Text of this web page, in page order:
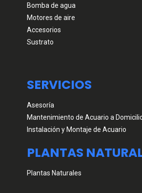
Bomba de agua
Motores de aire
Accesorios
Sustrato
SERVICIOS
Asesoría
Mantenimiento de Acuario a
Instalación y Montaje de Acuario
PLANTAS
Plantas Naturales